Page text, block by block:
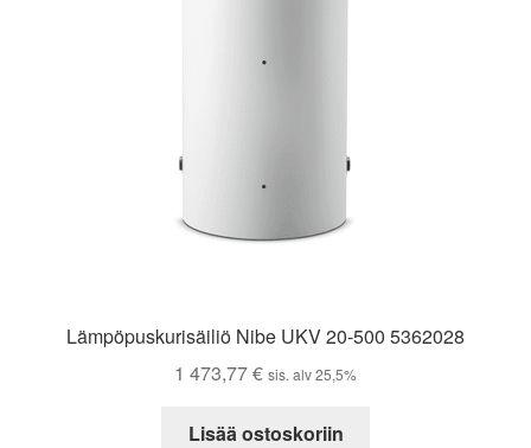
Lämpöpuskurisäiliö Nibe UKV 20-500 5362028
1 473,77€ sis. alv 25,5%
Lisää ostoskoriin